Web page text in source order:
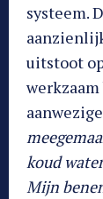
systeem.
uitstoot
koud
Mijn